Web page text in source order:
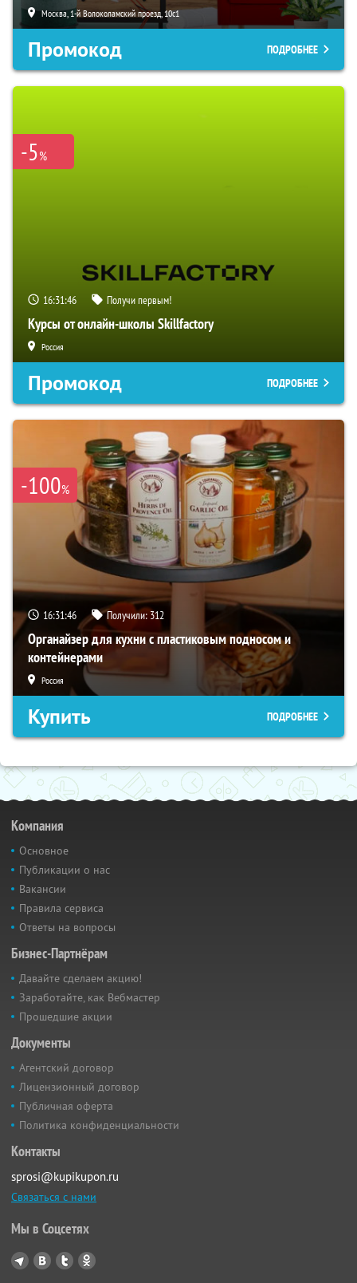
Москва, 1-й Волоколамский проезд, 10с1
Промокод ПОДРОБНЕЕ
-5%
16:31:45 Получи первым!
Курсы от онлайн-школы Skillfactory
Россия
Промокод ПОДРОБНЕЕ
-100%
16:31:45 Получили: 312
Органайзер для кухни с пластиковым подносом и
контейнерами
Россия
Купить ПОДРОБНЕЕ
Компания
Основное
Публикации о нас
Вакансии
Правила сервиса
Ответы на вопросы
Бизнес-Партнёрам
Давайте сделаем акцию!
Заработайте, как Вебмастер
Прошедшие акции
Документы
Агентский договор
Лицензионный договор
Публичная оферта
Политика конфиденциальности
Контакты
sprosi@kupikupon.ru
Связаться с нами
Мы в Соцсетях